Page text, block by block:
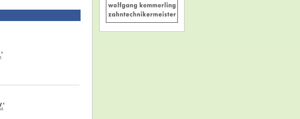
'
'